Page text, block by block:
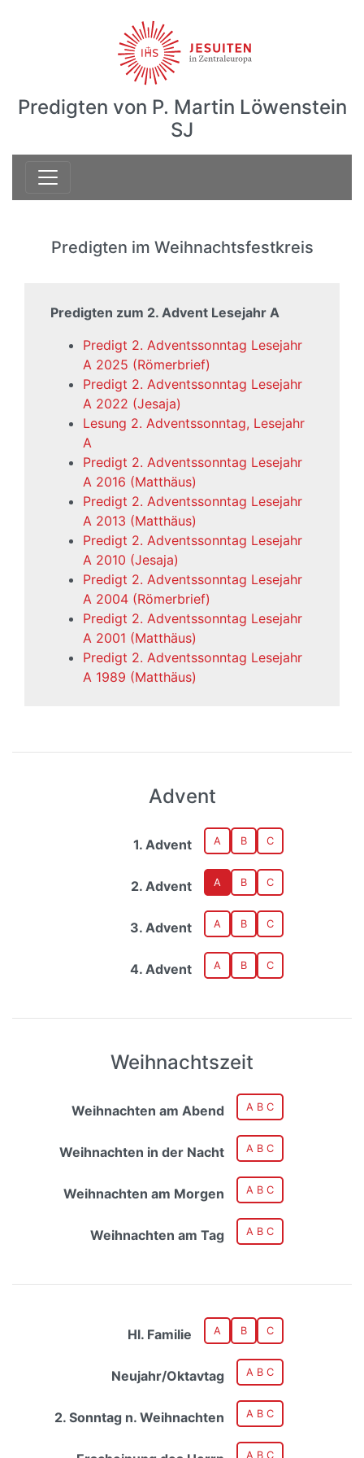
Predigten von P. Martin Löwenstein
SJ
Predigten im Weihnachtsfestkreis
Predigten zum 2. Advent Lesejahr A
Predigt 2. Adventssonntag Lesejahr
A 2025 (Römerbrief)
Predigt 2. Adventssonntag Lesejahr
A 2022 (Jesaja)
Lesung 2. Adventssonntag, Lesejahr
A
Predigt 2. Adventssonntag Lesejahr
A 2016 (Matthäus)
Predigt 2. Adventssonntag Lesejahr
A 2013 (Matthäus)
Predigt 2. Adventssonntag Lesejahr
A 2010 (Jesaja)
Predigt 2. Adventssonntag Lesejahr
A 2004 (Römerbrief)
Predigt 2. Adventssonntag Lesejahr
A 2001 (Matthäus)
Predigt 2. Adventssonntag Lesejahr
A 1989 (Matthäus)
Advent
1. Advent A B C
2. Advent A B C
3. Advent A B C
4. Advent A B C
Weihnachtszeit
Weihnachten am Abend A B C
Weihnachten in der Nacht A B C
Weihnachten am Morgen A B C
Weihnachten am Tag A B C
Hl. Familie A B C
Neujahr/Oktavtag A B C
2. Sonntag n. Weihnachten A B C
A B C